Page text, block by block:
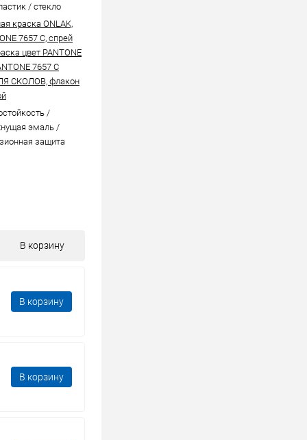
/ стекло
краска ONLAK,
7657 C, спрей
цвет PANTONE
7657 C
СКОЛОВ, флакон
/
эмаль /
защита
В корзину
В корзину
В корзину